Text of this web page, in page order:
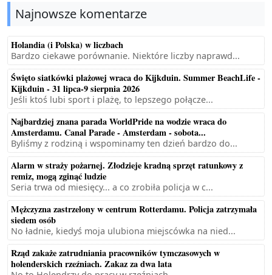
Najnowsze komentarze
Holandia (i Polska) w liczbach
Bardzo ciekawe porównanie. Niektóre liczby naprawd...
Święto siatkówki plażowej wraca do Kijkduin. Summer BeachLife -
Kijkduin - 31 lipca-9 sierpnia 2026
Jeśli ktoś lubi sport i plażę, to lepszego połącze...
Najbardziej znana parada WorldPride na wodzie wraca do
Amsterdamu. Canal Parade - Amsterdam - sobota...
Byliśmy z rodziną i wspominamy ten dzień bardzo do...
Alarm w straży pożarnej. Złodzieje kradną sprzęt ratunkowy z
remiz, mogą zginąć ludzie
Seria trwa od miesięcy... a co zrobiła policja w c...
Mężczyzna zastrzelony w centrum Rotterdamu. Policja zatrzymała
siedem osób
No ładnie, kiedyś moja ulubiona miejscówka na nied...
Rząd zakaże zatrudniania pracowników tymczasowych w
holenderskich rzeźniach. Zakaz za dwa lata